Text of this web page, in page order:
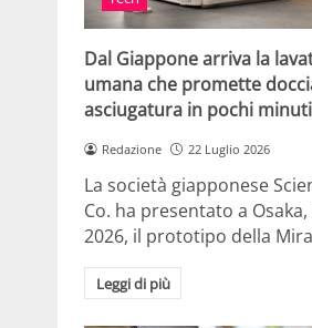
Dal Giappone arriva la
umana che promette
asciugatura in pochi minuti
Redazione 22 Luglio 2026
La società giapponese
Co. ha presentato a Osaka,
2026, il prototipo della
Leggi di più